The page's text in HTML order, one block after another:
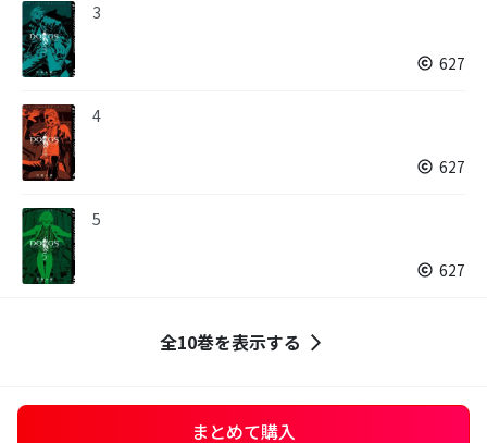
3
627
4
627
5
627
全10巻を表示する
まとめて購入